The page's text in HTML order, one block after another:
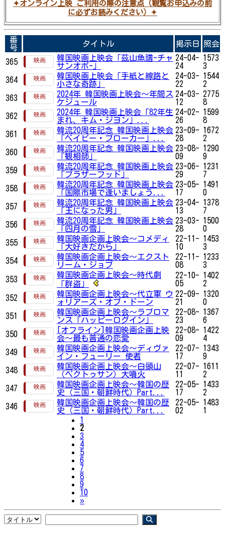
✦オンライン上映 ご利用の際の注意点（観覧お申込みの前
に必ずお読みください）✦
番
号
タイトル 掲示日 照会
365
韓国映画上映会「茲山魚譜-チャ
サンオボ-」
24-04-
24
1573
3
364
韓国映画上映会「手紙と線路と
小さな奇跡」
24-03-
22
1544
2
363
2024年 韓国映画上映会～年間ス
ケジュール
24-03-
12
2775
8
362
2024年 韓国映画上映会「82年生
まれ、キム・ジヨン」...
24-02-
26
1599
8
361
韓流20周年記念 韓国映画上映会
「ベイビー・ブローカー」...
23-09-
28
1672
2
360
韓流20周年記念 韓国映画上映会
「観相師」
23-08-
09
1290
9
359
韓流20周年記念 韓国映画上映会
「ブラザーフッド」
23-06-
29
1231
7
358
韓流20周年記念 韓国映画上映会
「国際市場で逢いましょう...
23-05-
17
1491
0
357
韓流20周年記念 韓国映画上映会
「王になった男」
23-04-
13
1378
7
356
韓流20周年記念 韓国映画上映会
「四月の雪」
23-03-
28
1500
0
355
韓国映画企画上映会～コメディ
「大好きだから」
22-11-
10
1453
3
354
韓国映画企画上映会～エクスト
リーム・ジョブ
22-11-
08
1233
3
353
韓国映画企画上映会～時代劇
「群盗」
22-10-
05
1402
2
352
韓国映画企画上映会～代立軍 ウ
ォリアーズ・オブ・ドーン
22-09-
21
1320
0
351
韓国映画企画上映会～ラブロマ
ンス「ハッピーログイン」
22-08-
23
1367
6
350
[オフライン]韓国映画企画上映
会～最も普通の恋愛
22-08-
09
1422
4
349
韓国映画企画上映会～ディヴァ
イン・フューリー 使者
22-07-
17
1343
9
348
韓国映画企画上映会～白頭山
（ペクトゥサン）大噴火
22-07-
11
1611
2
347
韓国映画企画上映会～韓国の歴
史（三国・朝鮮時代）Part...
22-05-
17
1433
2
346
韓国映画企画上映会～韓国の歴
史（三国・朝鮮時代）Part...
22-05-
02
1483
1
1
2
3
4
5
6
7
8
9
10
»Next